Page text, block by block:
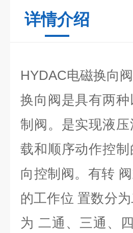
详情介绍
HYDAC电磁换向
换向阀是具有两
制阀。是实现液
载和顺序动作控
向控制阀。有转
的工作位 置数分
为 二通、三通、